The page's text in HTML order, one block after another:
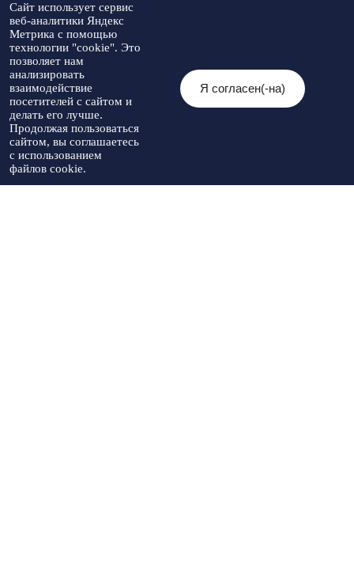
Телефон доверия:
8(86565)2-05-01
Мы в социальных
сетях:
Контакты
© 2026 Администрация Туркменского
муниципального округа
Ставропольского края
При использовании материалов
необходимо указывать источник
публикации
Сайт использует сервис
веб-аналитики Яндекс
Метрика с помощью
технологии "cookie". Это
позволяет нам
анализировать
взаимодействие
посетителей с сайтом и
делать его лучше.
Продолжая пользоваться
сайтом, вы соглашаетесь
с использованием
файлов cookie.
Я согласен(-на)